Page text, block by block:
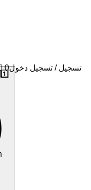
تسجيل / تسجيل دخول0
1️⃣ الاستيراد العالمي المعتمد